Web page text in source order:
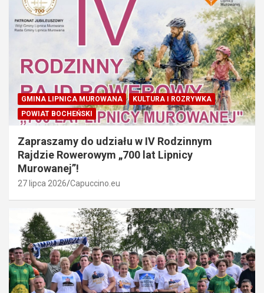
GMINA LIPNICA MUROWANA
KULTURA I ROZRYWKA
POWIAT BOCHEŃSKI
Zapraszamy do udziału w IV Rodzinnym
Rajdzie Rowerowym „700 lat Lipnicy
Murowanej”!
27 lipca 2026 Capuccino.eu